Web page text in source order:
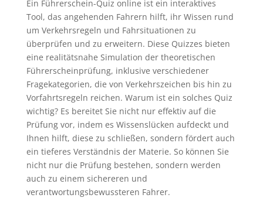
Ein Führerschein-Quiz online ist ein interaktives
Tool, das angehenden Fahrern hilft, ihr Wissen rund
um Verkehrsregeln und Fahrsituationen zu
überprüfen und zu erweitern. Diese Quizzes bieten
eine realitätsnahe Simulation der theoretischen
Führerscheinprüfung, inklusive verschiedener
Fragekategorien, die von Verkehrszeichen bis hin zu
Vorfahrtsregeln reichen. Warum ist ein solches Quiz
wichtig? Es bereitet Sie nicht nur effektiv auf die
Prüfung vor, indem es Wissenslücken aufdeckt und
Ihnen hilft, diese zu schließen, sondern fördert auch
ein tieferes Verständnis der Materie. So können Sie
nicht nur die Prüfung bestehen, sondern werden
auch zu einem sichereren und
verantwortungsbewussteren Fahrer.